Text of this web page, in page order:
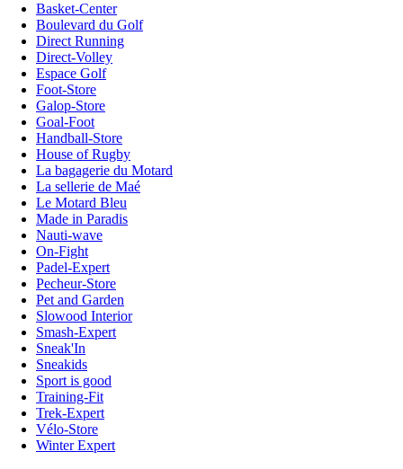
Basket-Center
Boulevard du Golf
Direct Running
Direct-Volley
Espace Golf
Foot-Store
Galop-Store
Goal-Foot
Handball-Store
House of Rugby
La bagagerie du Motard
La sellerie de Maé
Le Motard Bleu
Made in Paradis
Nauti-wave
On-Fight
Padel-Expert
Pecheur-Store
Pet and Garden
Slowood Interior
Smash-Expert
Sneak'In
Sneakids
Sport is good
Training-Fit
Trek-Expert
Vélo-Store
Winter Expert